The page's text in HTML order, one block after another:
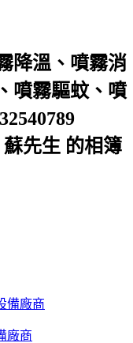
降溫、噴霧消
噴霧驅蚊、噴
先生 的相簿
廠商